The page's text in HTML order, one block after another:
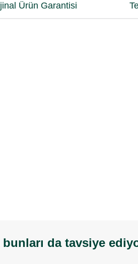
Ürün Garantisi
da tavsiye